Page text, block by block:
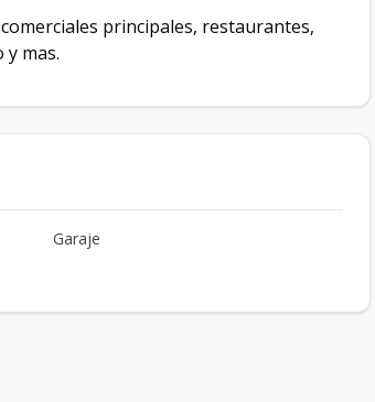
principales, restaurantes,
mas.
Garaje